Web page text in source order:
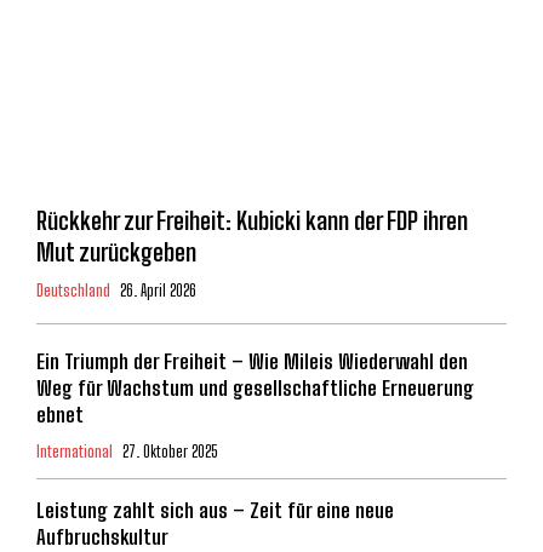
Rückkehr zur Freiheit: Kubicki kann der FDP ihren
Mut zurückgeben
Deutschland 26. April 2026
Ein Triumph der Freiheit – Wie Mileis Wiederwahl den
Weg für Wachstum und gesellschaftliche Erneuerung
ebnet
International 27. Oktober 2025
Leistung zahlt sich aus – Zeit für eine neue
Aufbruchskultur